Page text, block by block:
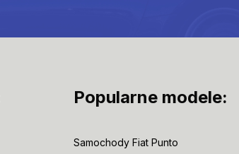
Popularne modele:
Samochody Fiat Punto